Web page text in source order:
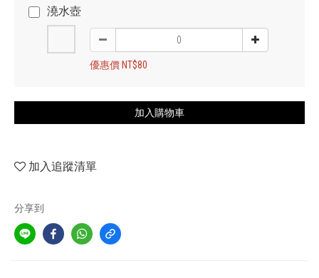
澆水壺
優惠價 NT$80
加入購物車
加入追蹤清單
分享到